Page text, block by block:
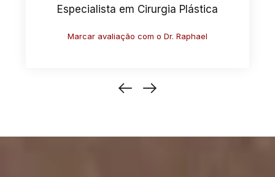
Especialista em Cirurgia Plástica
Marcar avaliação com o Dr. Antonio